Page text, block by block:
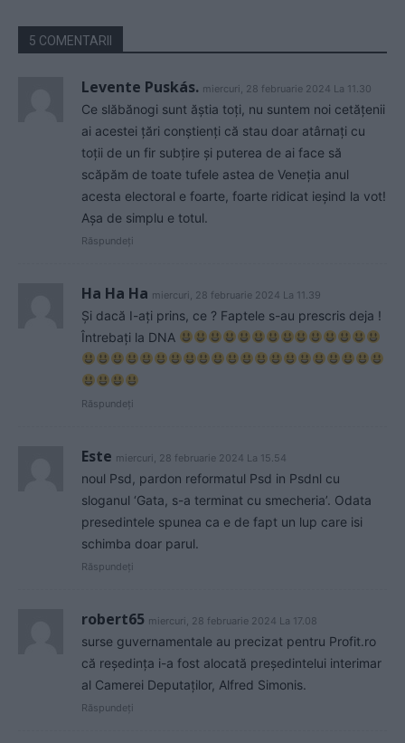
5 COMENTARII
Levente Puskás. miercuri, 28 februarie 2024 La 11.30
Ce slăbănogi sunt ăștia toți, nu suntem noi cetățenii
ai acestei țări conștienți că stau doar atârnați cu
toții de un fir subțire și puterea de ai face să
scăpăm de toate tufele astea de Veneția anul
acesta electoral e foarte, foarte ridicat ieșind la vot!
Așa de simplu e totul.
Răspundeți
Ha Ha Ha miercuri, 28 februarie 2024 La 11.39
Și dacă I-ați prins, ce ? Faptele s-au prescris deja !
Întrebați la DNA
Răspundeți
Este miercuri, 28 februarie 2024 La 15.54
noul Psd, pardon reformatul Psd in Psdnl cu
sloganul ‘Gata, s-a terminat cu smecheria’. Odata
presedintele spunea ca e de fapt un lup care isi
schimba doar parul.
Răspundeți
robert65 miercuri, 28 februarie 2024 La 17.08
surse guvernamentale au precizat pentru Profit.ro
că reședința i-a fost alocată președintelui interimar
al Camerei Deputaților, Alfred Simonis.
Răspundeți